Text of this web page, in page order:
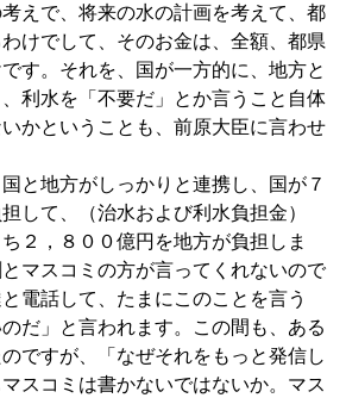
えで、将来の水の計画を考えて、都
けでして、そのお金は、全額、都県
す。それを、国が一方的に、地方と
利水を「不要だ」とか言うこと自体
かということも、前原大臣に言わせ
と地方がしっかりと連携し、国が７
して、（治水および利水負担金）
２，８００億円を地方が負担しま
マスコミの方が言ってくれないので
電話して、たまにこのことを言う
だ」と言われます。この間も、ある
ですが、「なぜそれをもっと発信し
スコミは書かないではないか。マス